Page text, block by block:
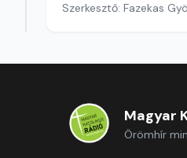
Szerkesztő: Fazekas
Magyar
Örömhír